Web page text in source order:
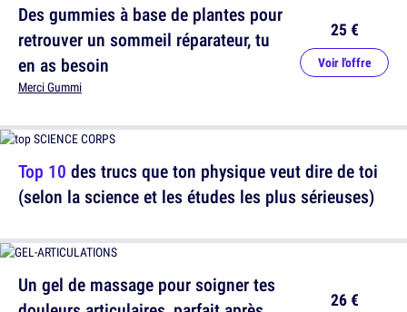
Top 10 des trucs que ton physique veut dire de toi
(selon la science et les études les plus sérieuses)
Des gummies à base de plantes pour
retrouver un sommeil réparateur, tu
en as besoin
Merci Gummi
25 €
Voir l'offre
Un gel de massage pour soigner tes
26 €